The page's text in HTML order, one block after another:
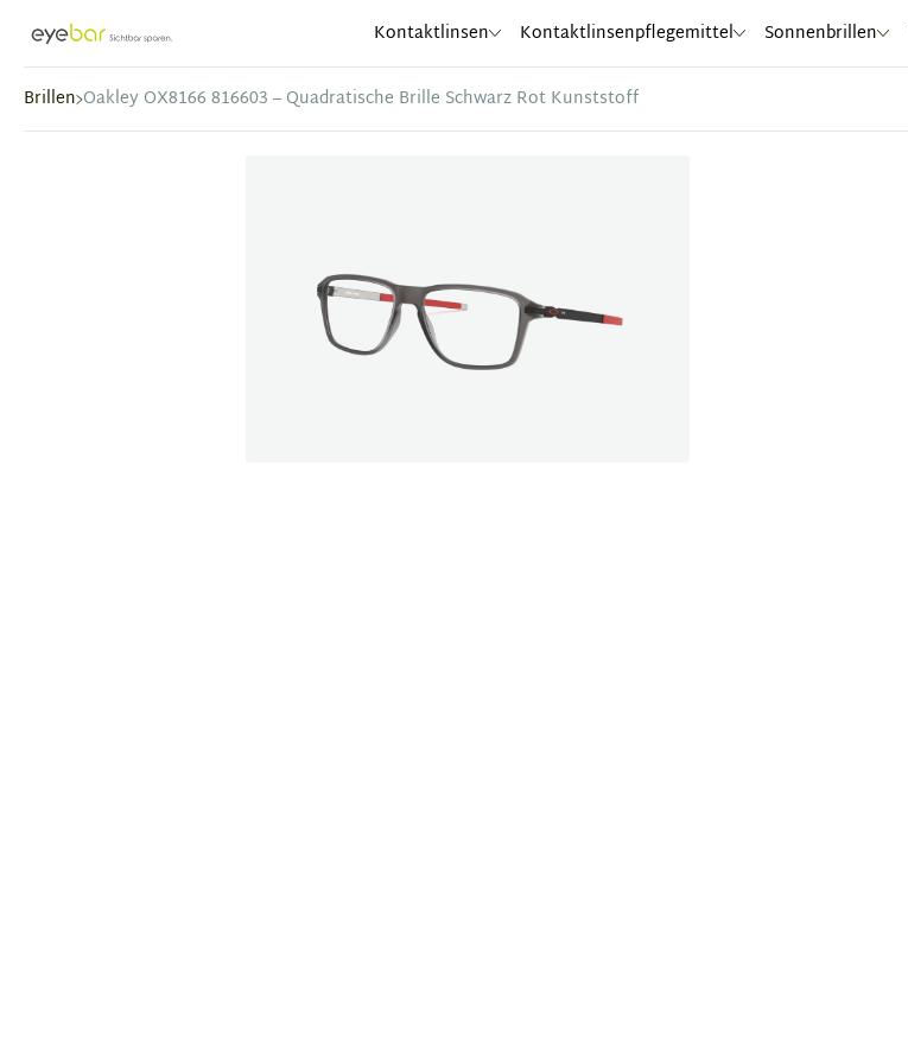
Abele Optic Kontaktlinsen Kontaktlinsenpflegemittel Sonnenbrillen
Brillen Oakley OX8166 816603 – Quadratische Brille Schwarz Rot Kunststoff